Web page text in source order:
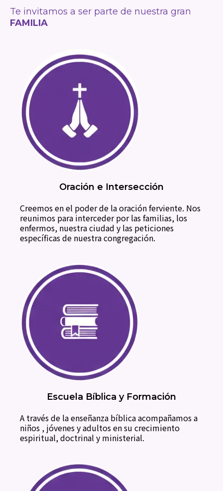
Te invitamos a ser parte de nuestra gran
FAMILIA
Oración e Intersección
Creemos en el poder de la oración ferviente. Nos
reunimos para interceder por las familias, los
enfermos, nuestra ciudad y las peticiones
específicas de nuestra congregación.
Escuela Bíblica y Formación
A través de la enseñanza bíblica acompañamos a
niños , jóvenes y adultos en su crecimiento
espiritual, doctrinal y ministerial.